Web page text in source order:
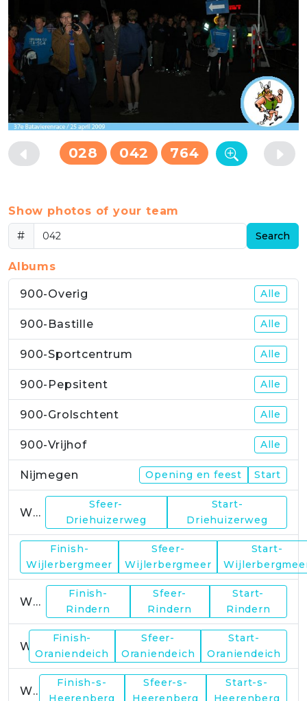
028 042 764
Show photos of your team
#
Search
Albums
900-Overig Alle
900-Bastille Alle
900-Sportcentrum Alle
900-Pepsitent Alle
900-Grolschtent Alle
900-Vrijhof Alle
Nijmegen Opening en feest Start
WP1
Sfeer-
Driehuizerweg
Start-
Driehuizerweg
Finish-
Wijlerbergmeer
Sfeer-
Wijlerbergmeer
Start-
WP4
Finish-
Rindern
Sfeer-
Rindern
Start-
Rindern
Finish-
Oraniendeich
Sfeer-
Oraniendeich
Start-
Oraniendeich
WP6
Finish-s-
Heerenberg
Sfeer-s-
Heerenberg
Start-s-
Heerenberg